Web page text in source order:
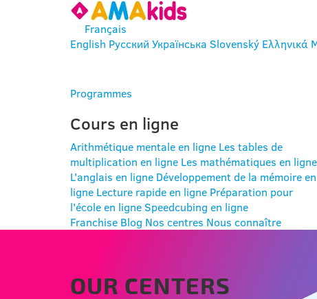
Français
English Русский Українська Slovenský Ελληνικά
Programmes
Cours en ligne
Arithmétique mentale en ligne Les tables de
multiplication en ligne Les mathématiques en ligne
L'anglais en ligne Développement de la mémoire en
ligne Lecture rapide en ligne Préparation pour
l'école en ligne Speedcubing en ligne
Franchise Blog Nos centres Nous connaître
OUR CENTERS